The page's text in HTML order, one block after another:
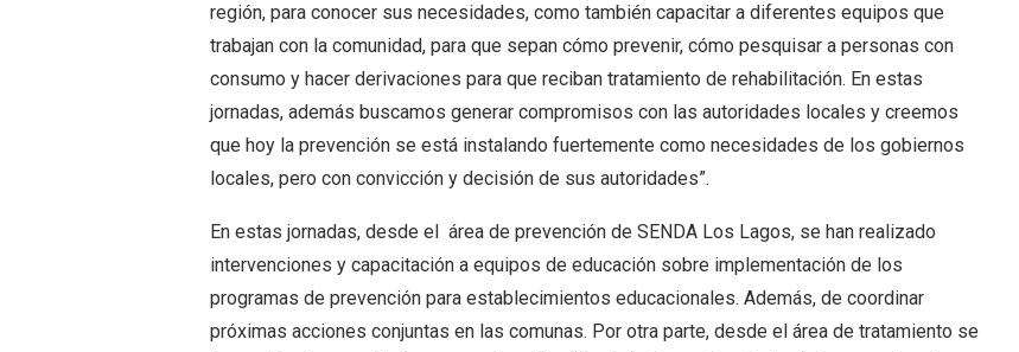
región, para conocer sus necesidades, como también capacitar a diferentes equipos que
trabajan con la comunidad, para que sepan cómo prevenir, cómo pesquisar a personas con
consumo y hacer derivaciones para que reciban tratamiento de rehabilitación. En estas
jornadas, además buscamos generar compromisos con las autoridades locales y creemos
que hoy la prevención se está instalando fuertemente como necesidades de los gobiernos
locales, pero con convicción y decisión de sus autoridades”.
En estas jornadas, desde el área de prevención de SENDA Los Lagos, se han realizado
intervenciones y capacitación a equipos de educación sobre implementación de los
programas de prevención para establecimientos educacionales. Además, de coordinar
próximas acciones conjuntas en las comunas. Por otra parte, desde el área de tratamiento se